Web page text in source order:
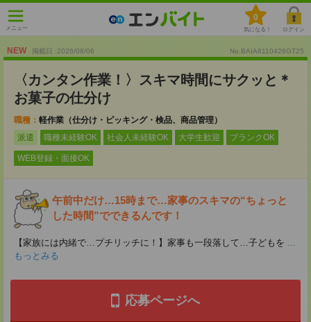
メニュー
0
気になる！ ログイン
NEW 掲載日 :2026/08/06 No.BAIA8110426GT25
〈カンタン作業！〉スキマ時間にサクッと＊
お菓子の仕分け
職種： 軽作業（仕分け・ピッキング・検品、商品管理）
派遣
職種未経験OK 社会人未経験OK 大学生歓迎 ブランクOK
WEB登録・面接OK
午前中だけ…15時まで…家事のスキマの“ちょっと
した時間”でできるんです！
【家族には内緒で…プチリッチに！】家事も一段落して…子どもを ...
もっとみる
応募ページへ